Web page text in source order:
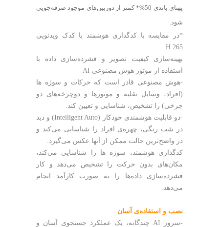
پهنای باندی 50%* کمتر از دوربین‌های موجود صرفه‌جویی
شود.
*در مقایسه با کدگذاری هوشمند با کدک ویدئویی
H.265
بهینه‌سازی کیفیت تصویر و فشرده‌سازی داده با
استفاده از موتور هوش مصنوعی AI
-هوش مصنوعی قادر است که حرکات و سوژه ها
(افراد، وسایل نقلیه و موتورها و دوچرخه‌های دو
چرخی) را تشخیص، شناسایی و تعیین کند.
-دو قابلیت هوشمندی خودکار (Intelligent Auto) و دید
در شب رنگی، چهره‌ی افراد را شناسایی می‌کند و
در واضح‌ترین حالت ممکن از آنها عکس می‌گیرد.
کدگذاری هوشمند، سوژه ها را شناسایی می‌کند،
مکان‌های بدون حرکت را تشخیص می‌دهد و کار
فشرده‌سازی داده‌ها را به صورت کارآمد انجام
می‌دهد.
نصب و استفاده‌ی آسان
-سرور AI چندگانه، یک عملکرد جستجوی آسان و